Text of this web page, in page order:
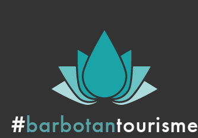
#barbotantourisme